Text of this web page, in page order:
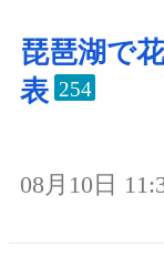
琵琶湖で
表 254
08月10日